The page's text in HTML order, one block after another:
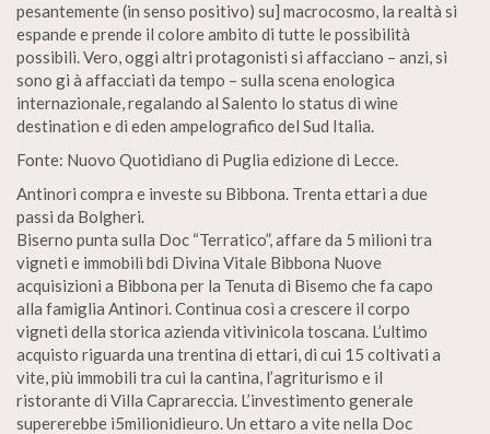
pesantemente (in senso positivo) su] macrocosmo, la realtà si
espande e prende il colore ambito di tutte le possibilità
possibili. Vero, oggi altri protagonisti si affacciano – anzi, si
sono gi à affacciati da tempo – sulla scena enologica
internazionale, regalando al Salento lo status di wine
destination e di eden ampelografico del Sud Italia.
Fonte: Nuovo Quotidiano di Puglia edizione di Lecce.
Antinori compra e investe su Bibbona. Trenta ettari a due
passi da Bolgheri.
Biserno punta sulla Doc “Terratico”, affare da 5 milioni tra
vigneti e immobili bdi Divina Vitale Bibbona Nuove
acquisizioni a Bibbona per la Tenuta di Bisemo che fa capo
alla famiglia Antinori. Continua così a crescere il corpo
vigneti della storica azienda vitivinicola toscana. L’ultimo
acquisto riguarda una trentina di ettari, di cui 15 coltivati a
vite, più immobili tra cui la cantina, l’agriturismo e il
ristorante di Villa Caprareccia. L’investimento generale
supererebbe i5milionidieuro. Un ettaro a vite nella Doc